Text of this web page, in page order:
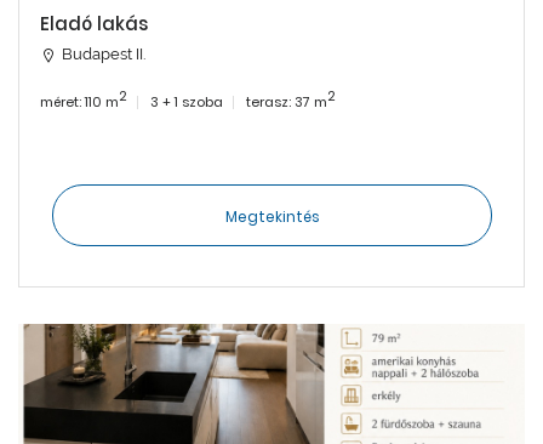
Eladó lakás
Budapest II.
méret: 110 m2 3 + 1 szoba terasz: 37 m2
Megtekintés